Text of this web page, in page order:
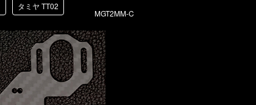
タミヤ TT02
MGT2MM-C